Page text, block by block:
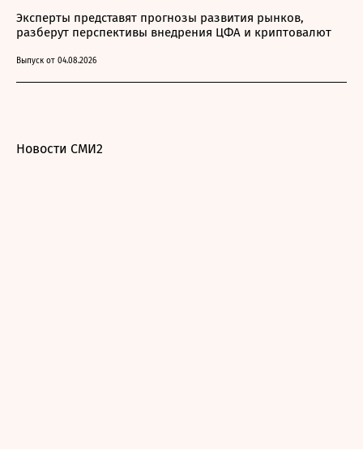
Эксперты представят прогнозы развития рынков,
разберут перспективы внедрения ЦФА и криптовалют
Выпуск от 04.08.2026
Новости СМИ2